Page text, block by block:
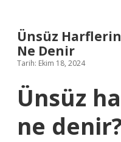
Ünsüz
Ne Denir
Tarih: Ekim 18, 2024
Ünsüz
ne